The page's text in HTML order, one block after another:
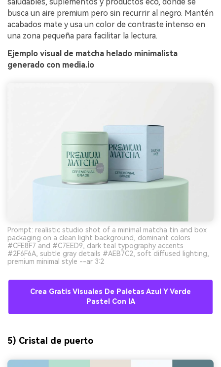
busca un aire premium pero sin recurrir al negro. Mantén
acabados mate y usa un color de contraste intenso en
una zona pequeña para facilitar la lectura.
Ejemplo visual de matcha helado minimalista
generado con media.io
Prompt: realistic studio shot of a minimal matcha tin and box
packaging on a clean light background, dominant colors
#CFE8F7 and #C7EED9, dark teal typography accents
#2F6F6A, subtle gray details #AEB7C2, soft diffused lighting,
premium minimal style --ar 3:2
Crea Gratis Visuales De Paletas Azul Y Verde
Pastel Con IA
5) Cristal de puerto